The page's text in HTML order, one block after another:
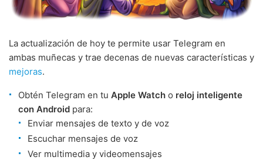
La actualización de hoy te permite usar Telegram en
ambas muñecas y trae decenas de nuevas características y
mejoras.
Obtén Telegram en tu Apple Watch o reloj inteligente
con Android para:
Enviar mensajes de texto y de voz
Escuchar mensajes de voz
Ver multimedia y videomensajes